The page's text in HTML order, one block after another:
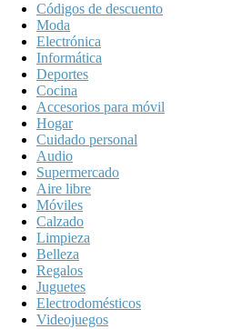
Códigos de descuento
Moda
Electrónica
Informática
Deportes
Cocina
Accesorios para móvil
Hogar
Cuidado personal
Audio
Supermercado
Aire libre
Móviles
Calzado
Limpieza
Belleza
Regalos
Juguetes
Electrodomésticos
Videojuegos